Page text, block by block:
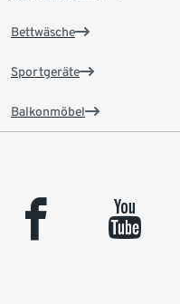
Bettwäsche
Sportgeräte
Balkonmöbel
facebook youtube